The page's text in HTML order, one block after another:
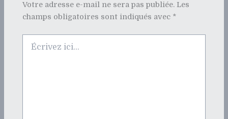
Votre adresse e-mail ne sera pas publiée. Les
champs obligatoires sont indiqués avec *
ici…